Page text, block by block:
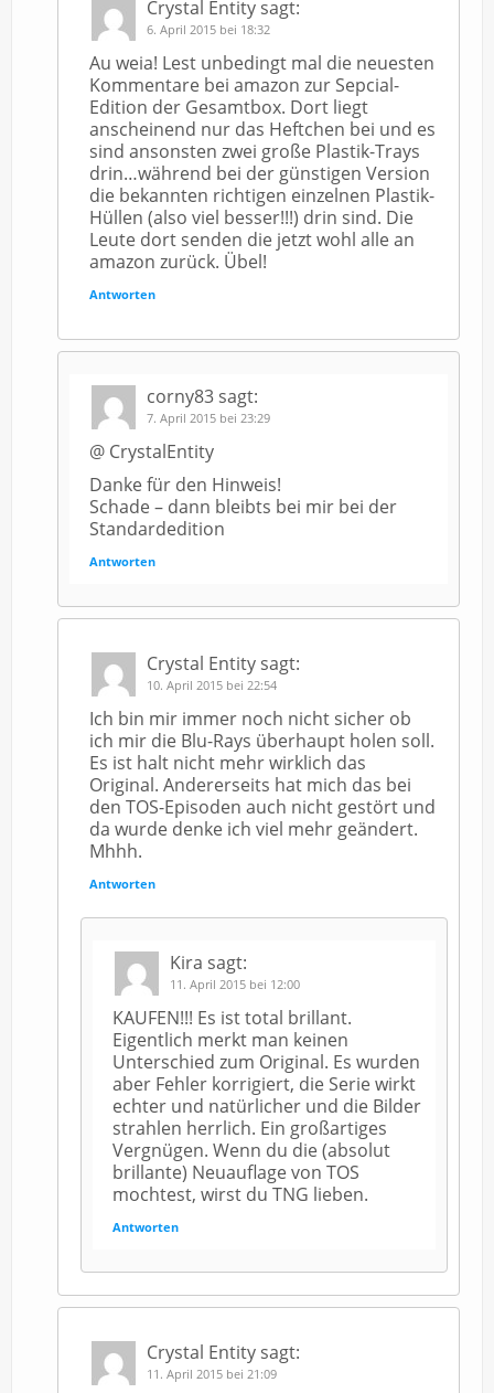
Crystal Entity sagt:
6. April 2015 bei 18:32
Au weia! Lest unbedingt mal die neuesten
Kommentare bei amazon zur Sepcial-
Edition der Gesamtbox. Dort liegt
anscheinend nur das Heftchen bei und es
sind ansonsten zwei große Plastik-Trays
drin…während bei der günstigen Version
die bekannten richtigen einzelnen Plastik-
Hüllen (also viel besser!!!) drin sind. Die
Leute dort senden die jetzt wohl alle an
amazon zurück. Übel!
Antworten
corny83 sagt:
7. April 2015 bei 23:29
@ CrystalEntity
Danke für den Hinweis!
Schade – dann bleibts bei mir bei der
Standardedition
Antworten
Crystal Entity sagt:
10. April 2015 bei 22:54
Ich bin mir immer noch nicht sicher ob
ich mir die Blu-Rays überhaupt holen soll.
Es ist halt nicht mehr wirklich das
Original. Andererseits hat mich das bei
den TOS-Episoden auch nicht gestört und
da wurde denke ich viel mehr geändert.
Mhhh.
Antworten
Kira sagt:
11. April 2015 bei 12:00
KAUFEN!!! Es ist total brillant.
Eigentlich merkt man keinen
Unterschied zum Original. Es wurden
aber Fehler korrigiert, die Serie wirkt
echter und natürlicher und die Bilder
strahlen herrlich. Ein großartiges
Vergnügen. Wenn du die (absolut
brillante) Neuauflage von TOS
mochtest, wirst du TNG lieben.
Antworten
Crystal Entity sagt:
11. April 2015 bei 21:09